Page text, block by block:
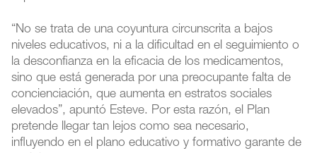
“No se trata de una coyuntura circunscrita a bajos
niveles educativos, ni a la dificultad en el seguimiento o
la desconfianza en la eficacia de los medicamentos,
sino que está generada por una preocupante falta de
concienciación, que aumenta en estratos sociales
elevados”, apuntó Esteve. Por esta razón, el Plan
pretende llegar tan lejos como sea necesario,
influyendo en el plano educativo y formativo garante de